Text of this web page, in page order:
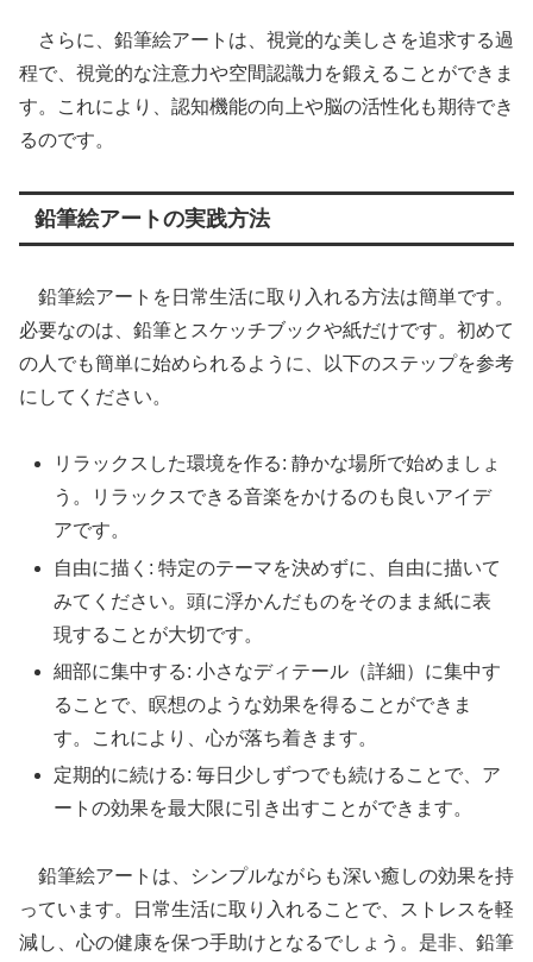
さらに、鉛筆絵アートは、視覚的な美しさを追求する過
程で、視覚的な注意力や空間認識力を鍛えることができま
す。これにより、認知機能の向上や脳の活性化も期待でき
るのです。
鉛筆絵アートの実践方法
鉛筆絵アートを日常生活に取り入れる方法は簡単です。
必要なのは、鉛筆とスケッチブックや紙だけです。初めて
の人でも簡単に始められるように、以下のステップを参考
にしてください。
リラックスした環境を作る: 静かな場所で始めましょ
う。リラックスできる音楽をかけるのも良いアイデ
アです。
自由に描く: 特定のテーマを決めずに、自由に描いて
みてください。頭に浮かんだものをそのまま紙に表
現することが大切です。
細部に集中する: 小さなディテール（詳細）に集中す
ることで、瞑想のような効果を得ることができま
す。これにより、心が落ち着きます。
定期的に続ける: 毎日少しずつでも続けることで、ア
ートの効果を最大限に引き出すことができます。
鉛筆絵アートは、シンプルながらも深い癒しの効果を持
っています。日常生活に取り入れることで、ストレスを軽
減し、心の健康を保つ手助けとなるでしょう。是非、鉛筆